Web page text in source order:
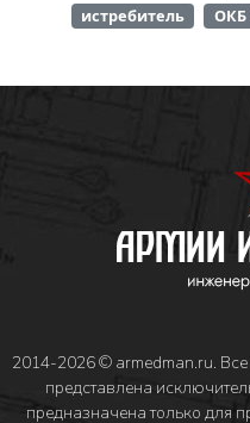
истребитель
ОКБ
2014-2026 © armedman.ru.
представлена
предназначена только для